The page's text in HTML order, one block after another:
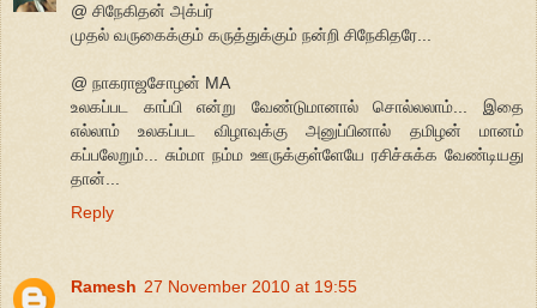
@ சிநேகிதன் அக்பர்
முதல் வருகைக்கும் கருத்துக்கும் நன்றி சிநேகிதரே...
@ நாகராஜசோழன் MA
உலகப்பட காப்பி என்று வேண்டுமானால் சொல்லலாம்... இதை
எல்லாம் உலகப்பட விழாவுக்கு அனுப்பினால் தமிழன் மானம்
கப்பலேறும்... சும்மா நம்ம ஊருக்குள்ளேயே ரசிச்சுக்க வேண்டியது
தான்...
Reply
Ramesh 27 November 2010 at 19:55